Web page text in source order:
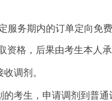
服务期内的订单定向免
资格，后果由考生本人
调剂。
的考生，申请调剂到普